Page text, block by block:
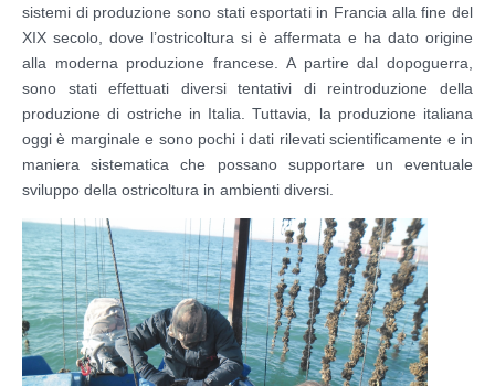
sistemi di produzione sono stati esportati in Francia alla fine del
XIX secolo, dove l’ostricoltura si è affermata e ha dato origine
alla moderna produzione francese. A partire dal dopoguerra,
sono stati effettuati diversi tentativi di reintroduzione della
produzione di ostriche in Italia. Tuttavia, la produzione italiana
oggi è marginale e sono pochi i dati rilevati scientificamente e in
maniera sistematica che possano supportare un eventuale
sviluppo della ostricoltura in ambienti diversi.